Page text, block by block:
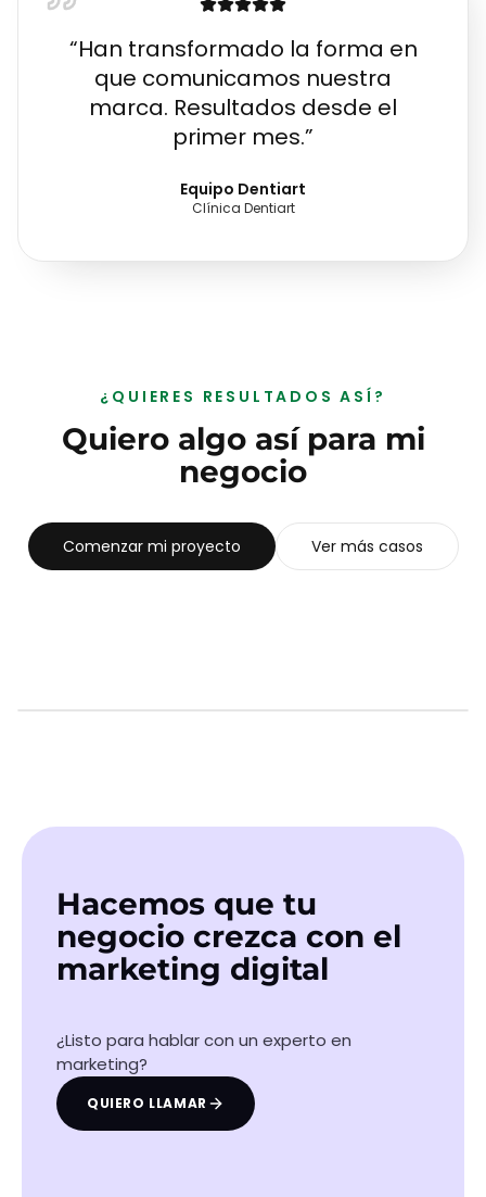
“Han transformado la forma en
que comunicamos nuestra
marca. Resultados desde el
primer mes.”
Equipo Dentiart
Clínica Dentiart
¿QUIERES RESULTADOS ASÍ?
Quiero algo así para mi
negocio
Comenzar mi proyecto Ver más casos
Hacemos que tu
negocio crezca con el
marketing digital
¿Listo para hablar con un experto en
marketing?
QUIERO LLAMAR